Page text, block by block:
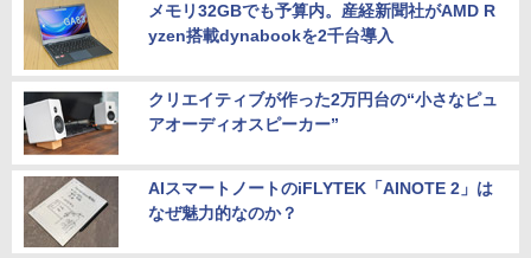
メモリ32GBでも予算内。産経新聞社がAMD R
yzen搭載dynabookを2千台導入
クリエイティブが作った2万円台の“小さなピュ
アオーディオスピーカー”
AIスマートノートのiFLYTEK「AINOTE 2」は
なぜ魅力的なのか？